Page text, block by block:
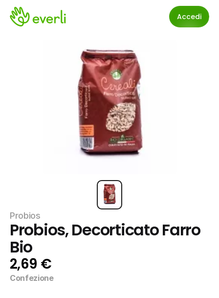
Accedi
Probios
Probios, Decorticato Farro
Bio
2,69 €
Confezione